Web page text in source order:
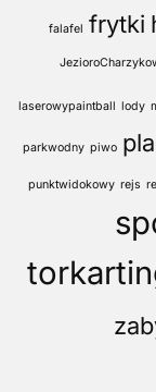
falafel frytki
laserowypaintball lody
parkwodny piwo
punktwidokowy rejs